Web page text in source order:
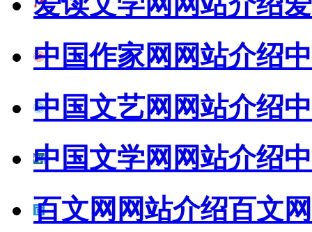
中国作家网网站介绍
中国文艺网网站介绍
中国文学网网站介绍
百文网网站介绍百文网